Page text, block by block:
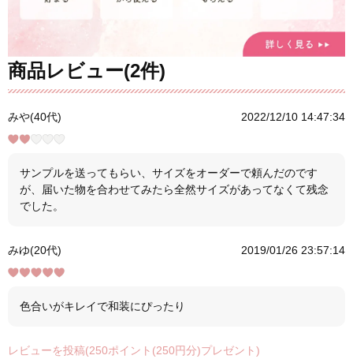
商品レビュー(2件)
みや(40代) 2022/12/10 14:47:34
サンプルを送ってもらい、サイズをオーダーで頼んだのです
が、届いた物を合わせてみたら全然サイズがあってなくて残念
でした。
みゆ(20代) 2019/01/26 23:57:14
色合いがキレイで和装にぴったり
レビューを投稿(250ポイント(250円分)プレゼント)